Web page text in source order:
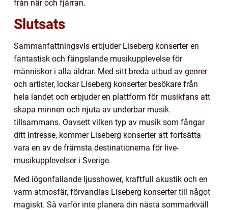
från när och fjärran.
Slutsats
Sammanfattningsvis erbjuder Liseberg konserter en
fantastisk och fängslande musikupplevelse för
människor i alla åldrar. Med sitt breda utbud av genrer
och artister, lockar Liseberg konserter besökare från
hela landet och erbjuder en plattform för musikfans att
skapa minnen och njuta av underbar musik
tillsammans. Oavsett vilken typ av musik som fångar
ditt intresse, kommer Liseberg konserter att fortsätta
vara en av de främsta destinationerna för live-
musikupplevelser i Sverige.
Med iögonfallande ljusshower, kraftfull akustik och en
varm atmosfär, förvandlas Liseberg konserter till något
magiskt. Så varför inte planera din nästa sommarkväll